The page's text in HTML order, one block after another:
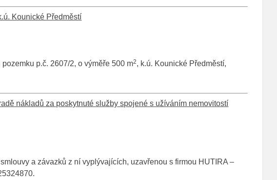
Kounické Předměstí
p.č. 2607/2, o výměře 500 m2, k.ú. Kounické Předměstí,
nákladů za poskytnuté služby spojené s užíváním nemovitostí
a závazků z ní vyplývajících, uzavřenou s firmou HUTIRA –